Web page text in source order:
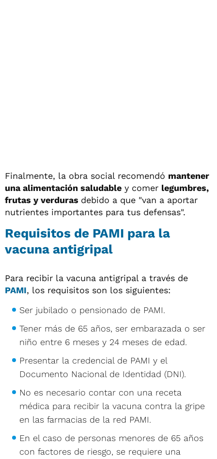
Finalmente, la obra social recomendó mantener
una alimentación saludable y comer legumbres,
frutas y verduras debido a que "van a aportar
nutrientes importantes para tus defensas".
Requisitos de PAMI para la
vacuna antigripal
Para recibir la vacuna antigripal a través de
PAMI, los requisitos son los siguientes:
Ser jubilado o pensionado de PAMI.
Tener más de 65 años, ser embarazada o ser
niño entre 6 meses y 24 meses de edad.
Presentar la credencial de PAMI y el
Documento Nacional de Identidad (DNI).
No es necesario contar con una receta
médica para recibir la vacuna contra la gripe
en las farmacias de la red PAMI.
En el caso de personas menores de 65 años
con factores de riesgo, se requiere una